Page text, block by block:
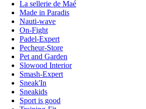
La sellerie de Maé
Made in Paradis
Nauti-wave
On-Fight
Padel-Expert
Pecheur-Store
Pet and Garden
Slowood Interior
Smash-Expert
Sneak'In
Sneakids
Sport is good